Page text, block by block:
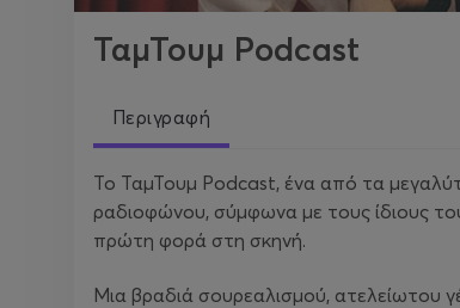
ΤαμΤουμ Podcast
Περιγραφή
Το ΤαμΤουμ Podcast, ένα από τα
ραδιοφώνου, σύμφωνα με τους ίδιους
πρώτη φορά στη σκηνή.
Μια βραδιά σουρεαλισμού, ατελείωτου